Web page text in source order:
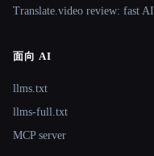
Translate.video review: fast
面向 AI
llms.txt
llms-full.txt
MCP server